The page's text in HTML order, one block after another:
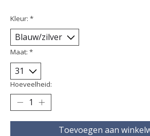
Kleur: *
Maat: *
Hoeveelheid:
Toevoegen aan